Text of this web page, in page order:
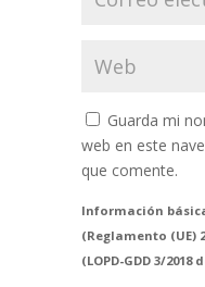
Guarda mi
web en este
que comente.
Información
(Reglamento (UE)
(LOPD-GDD 3/2018